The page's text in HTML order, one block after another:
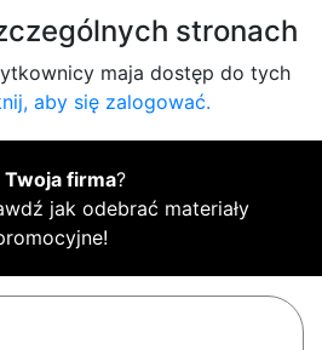
stronach
maja dostęp do tych
aby się zalogować.
Twoja firma?
jak odebrać materiały